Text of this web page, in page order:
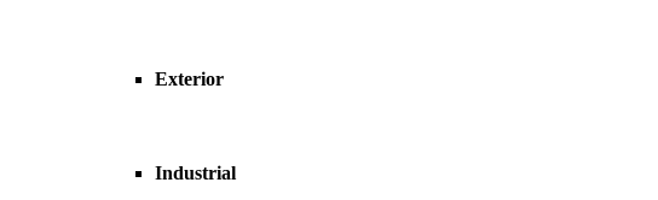
Exterior
Industrial